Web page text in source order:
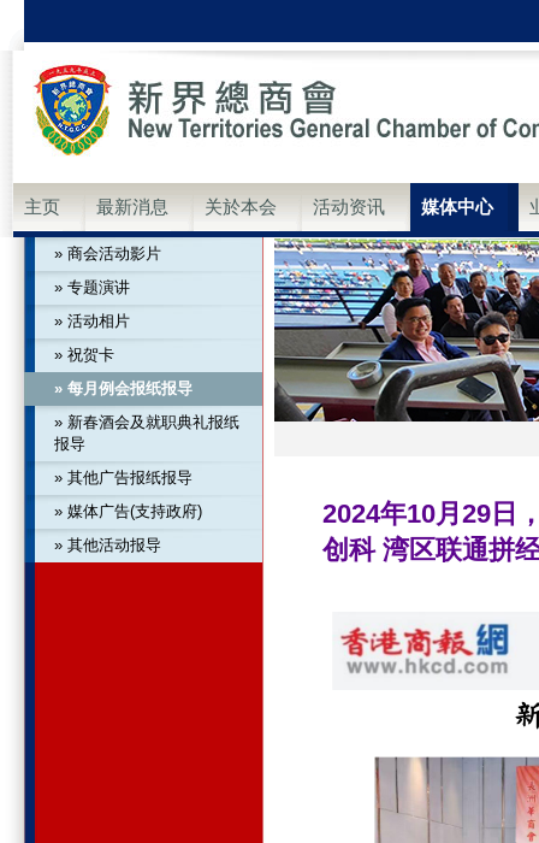
主页 最新消息 关於本会 活动资讯 媒体中心
» 商会活动影片
» 专题演讲
» 活动相片
» 祝贺卡
» 每月例会报纸报导
» 新春酒会及就职典礼报纸
报导
» 其他广告报纸报导
» 媒体广告(支持政府)
» 其他活动报导
2024年10月29日
创科 湾区联通拼